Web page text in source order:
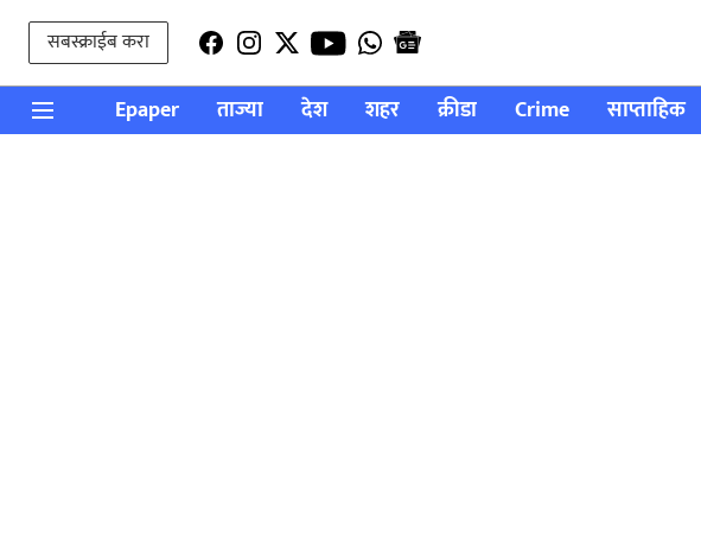
सबस्क्राईब करा
Epaper ताज्या देश शहर क्रीडा Crime साप्ताहिक